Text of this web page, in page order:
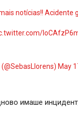
notícias!!
May
имаше